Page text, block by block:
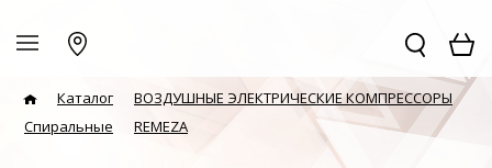
Каталог
ВОЗДУШНЫЕ ЭЛЕКТРИЧЕСКИЕ КОМПРЕССОРЫ
Спиральные
REMEZA